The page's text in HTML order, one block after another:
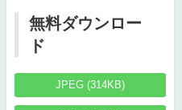
無料ダウンロー
ド
JPEG (314KB)